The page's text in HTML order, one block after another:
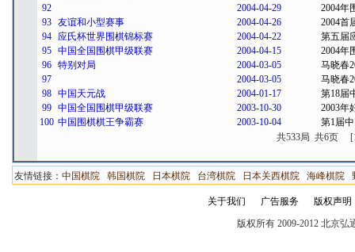
92
2004-04-29
2004年
93 友谊和小型赛事 2004-04-26
2004首
94 应氏杯世界围棋锦标赛 2004-04-22
第五届
95 中国全国围棋甲级联赛 2004-04-15
2004年
96 特别对局 2004-03-05
马晓春
97
2004-03-05
马晓春
98 中国天元战 2004-01-17
第18届
99 中国全国围棋甲级联赛 2003-10-30
2003年
100 中国围棋棋王争霸赛 2003-10-04
第1届
共533局 共6页
友情链接： 中国棋院 韩国棋院 日本棋院 台湾棋院 日本关西棋院 海峰棋院
关于我们 广告服务
版权声明
版权所有 2009-2012 北京